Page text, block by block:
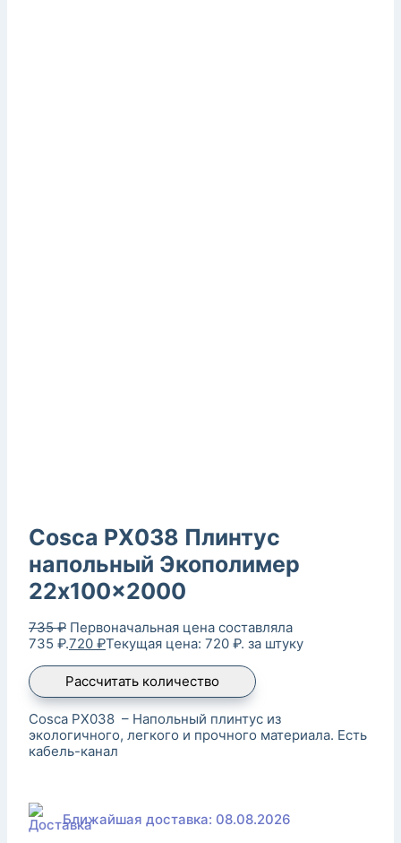
Cosca PX038 Плинтус
напольный Экополимер
22x100x2000
735₽ Первоначальная цена составляла
735 ₽.720 ₽Текущая цена: 720 ₽. за штуку
Рассчитать количество
Cosca PX038 – Напольный плинтус из
экологичного, легкого и прочного материала. Есть
кабель-канал
Ближайшая доставка: 08.08.2026